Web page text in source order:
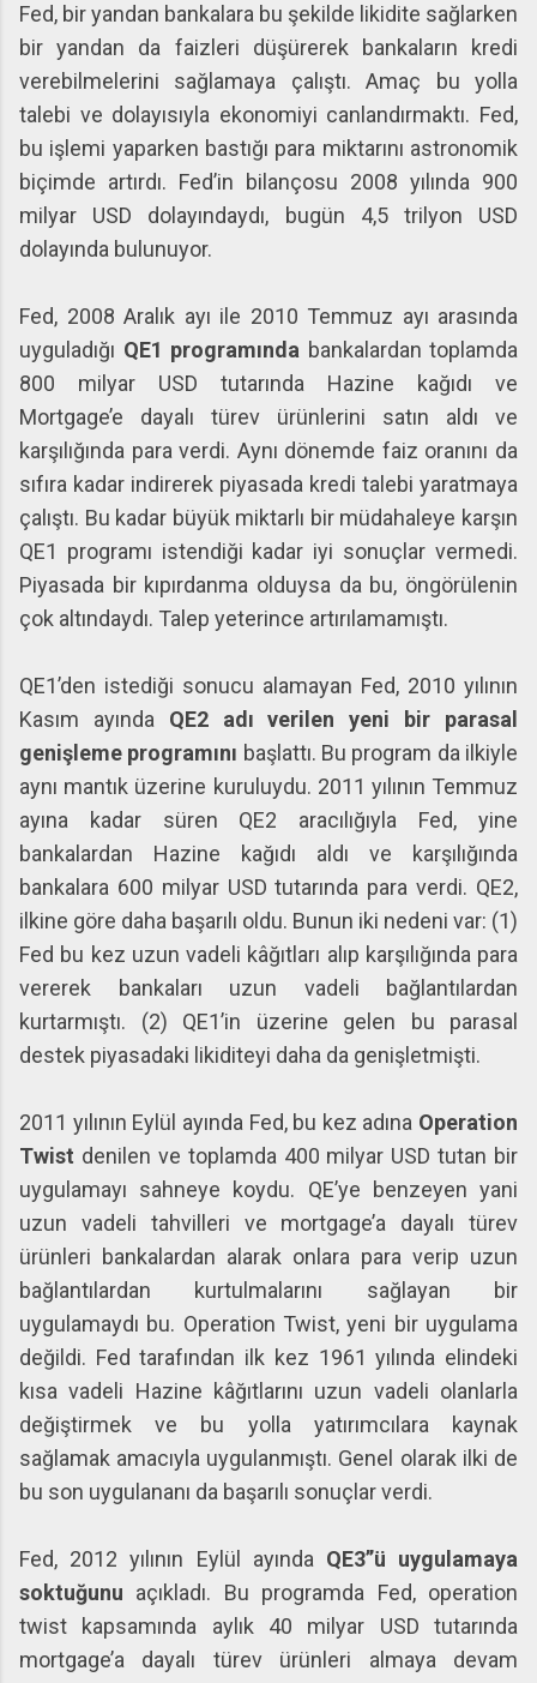
Fed, bir yandan bankalara bu şekilde likidite sağlarken
bir yandan da faizleri düşürerek bankaların kredi
verebilmelerini sağlamaya çalıştı. Amaç bu yolla
talebi ve dolayısıyla ekonomiyi canlandırmaktı. Fed,
bu işlemi yaparken bastığı para miktarını astronomik
biçimde artırdı. Fed’in bilançosu 2008 yılında 900
milyar USD dolayındaydı, bugün 4,5 trilyon USD
dolayında bulunuyor.
Fed, 2008 Aralık ayı ile 2010 Temmuz ayı arasında
uyguladığı QE1 programında bankalardan toplamda
800 milyar USD tutarında Hazine kağıdı ve
Mortgage’e dayalı türev ürünlerini satın aldı ve
karşılığında para verdi. Aynı dönemde faiz oranını da
sıfıra kadar indirerek piyasada kredi talebi yaratmaya
çalıştı. Bu kadar büyük miktarlı bir müdahaleye karşın
QE1 programı istendiği kadar iyi sonuçlar vermedi.
Piyasada bir kıpırdanma olduysa da bu, öngörülenin
çok altındaydı. Talep yeterince artırılamamıştı.
QE1’den istediği sonucu alamayan Fed, 2010 yılının
Kasım ayında QE2 adı verilen yeni bir parasal
genişleme programını başlattı. Bu program da ilkiyle
aynı mantık üzerine kuruluydu. 2011 yılının Temmuz
ayına kadar süren QE2 aracılığıyla Fed, yine
bankalardan Hazine kağıdı aldı ve karşılığında
bankalara 600 milyar USD tutarında para verdi. QE2,
ilkine göre daha başarılı oldu. Bunun iki nedeni var: (1)
Fed bu kez uzun vadeli kâğıtları alıp karşılığında para
vererek bankaları uzun vadeli bağlantılardan
kurtarmıştı. (2) QE1’in üzerine gelen bu parasal
destek piyasadaki likiditeyi daha da genişletmişti.
2011 yılının Eylül ayında Fed, bu kez adına Operation
Twist denilen ve toplamda 400 milyar USD tutan bir
uygulamayı sahneye koydu. QE’ye benzeyen yani
uzun vadeli tahvilleri ve mortgage’a dayalı türev
ürünleri bankalardan alarak onlara para verip uzun
bağlantılardan kurtulmalarını sağlayan bir
uygulamaydı bu. Operation Twist, yeni bir uygulama
değildi. Fed tarafından ilk kez 1961 yılında elindeki
kısa vadeli Hazine kâğıtlarını uzun vadeli olanlarla
değiştirmek ve bu yolla yatırımcılara kaynak
sağlamak amacıyla uygulanmıştı. Genel olarak ilki de
bu son uygulananı da başarılı sonuçlar verdi.
Fed, 2012 yılının Eylül ayında QE3’’ü uygulamaya
soktuğunu açıkladı. Bu programda Fed, operation
twist kapsamında aylık 40 milyar USD tutarında
mortgage’a dayalı türev ürünleri almaya devam